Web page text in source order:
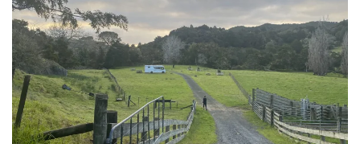
principale est coupée par des travaux. Ca nous rallonge pas
mal, mais au moins Google le savait et nous a de suite dirigé
vers le bon itinéraire.
Lorsque nous arrivons sur place, il n’y a personne à l’accueil,
mais tout est parfaitement expliqué. Les tarifs, des plans pour
les randonnées, « l’honesty box » pour le paiement en cas